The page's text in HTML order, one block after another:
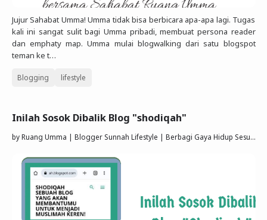
Jujur Sahabat Umma! Umma tidak bisa berbicara apa-apa lagi. Tugas
kali ini sangat sulit bagi Umma pribadi, membuat persona reader
dan emphaty map. Umma mulai blogwalking dari satu blogspot
teman ke t…
Blogging lifestyle
Inilah Sosok Dibalik Blog "shodiqah"
byRuang Umma | Blogger Sunnah Lifestyle | Berbagi Gaya Hidup Sesuai Quran Sunnah